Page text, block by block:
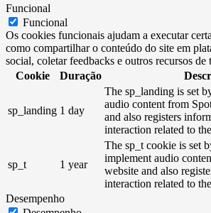
Funcional
Funcional
Os cookies funcionais ajudam a executar
como compartilhar o conteúdo do site em
social, coletar feedbacks e outros recursos de
Cookie
Duração
sp_landing 1 day
The sp_landing is set
audio content from
and also registers
interaction related to
sp_t 1 year
The sp_t cookie is set
implement audio
website and also
interaction related to
Desempenho